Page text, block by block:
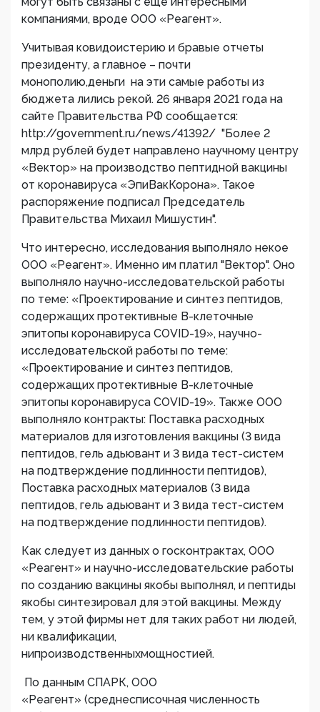
компаниями, вроде ООО «Реагент».
Учитывая ковидоистерию и бравые отчеты
президенту, а главное – почти
монополию,деньги на эти самые работы из
бюджета лились рекой. 26 января 2021 года на
сайте Правительства РФ сообщается:
http://government.ru/news/41392/ "Более 2
млрд рублей будет направлено научному центру
«Вектор» на производство пептидной вакцины
от коронавируса «ЭпиВакКорона». Такое
распоряжение подписал Председатель
Правительства Михаил Мишустин".
Что интересно, исследования выполняло некое
ООО «Реагент». Именно им платил "Вектор". Оно
выполняло научно-исследовательской работы
по теме: «Проектирование и синтез пептидов,
содержащих протективные В-клеточные
эпитопы коронавируса COVID-19», научно-
исследовательской работы по теме:
«Проектирование и синтез пептидов,
содержащих протективные В-клеточные
эпитопы коронавируса COVID-19». Также ООО
выполняло контракты: Поставка расходных
материалов для изготовления вакцины (3 вида
пептидов, гель адьювант и 3 вида тест-систем
на подтверждение подлинности пептидов),
Поставка расходных материалов (3 вида
пептидов, гель адьювант и 3 вида тест-систем
на подтверждение подлинности пептидов).
Как следует из данных о госконтрактах, ООО
«Реагент» и научно-исследовательские работы
по созданию вакцины якобы выполнял, и пептиды
якобы синтезировал для этой вакцины. Между
тем, у этой фирмы нет для таких работ ни людей,
ни квалификации,
нипроизводственныхмощностией.
По данным СПАРК, ООО
«Реагент» (среднесписочная численность